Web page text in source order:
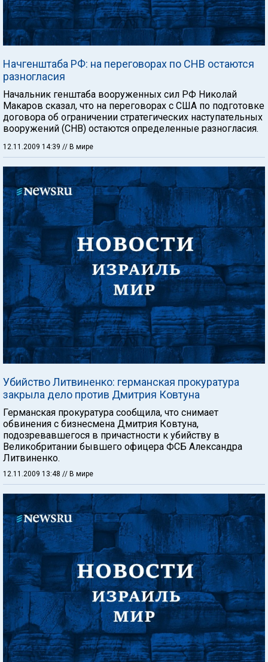
Начгенштаба РФ: на переговорах по СНВ остаются
разногласия
Начальник генштаба вооруженных сил РФ Николай
Макаров сказал, что на переговорах с США по подготовке
договора об ограничении стратегических наступательных
вооружений (СНВ) остаются определенные разногласия.
12.11.2009 14:39 // В мире
Убийство Литвиненко: германская прокуратура
закрыла дело против Дмитрия Ковтуна
Германская прокуратура сообщила, что снимает
обвинения с бизнесмена Дмитрия Ковтуна,
подозревавшегося в причастности к убийству в
Великобритании бывшего офицера ФСБ Александра
Литвиненко.
12.11.2009 13:48 // В мире